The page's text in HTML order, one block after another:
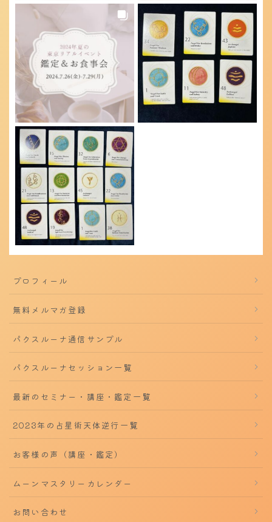
プロフィール
無料メルマガ登録
パクスルーナ通信サンプル
パクスルーナセッション一覧
最新のセミナー・講座・鑑定一覧
2023年の占星術天体逆行一覧
お客様の声（講座・鑑定）
ムーンマスタリーカレンダー
お問い合わせ